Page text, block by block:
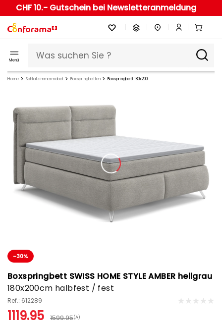
CHF 10.- Gutschein bei Newsletteranmeldung
Menü
Home Schlafzimmermöbel Boxspringbetten Boxspringbett 180x200
-30%
Boxspringbett SWISS HOME STYLE AMBER hellgrau
180x200cm halbfest / fest
Ref.: 612289
1119.95 1599.95(A)